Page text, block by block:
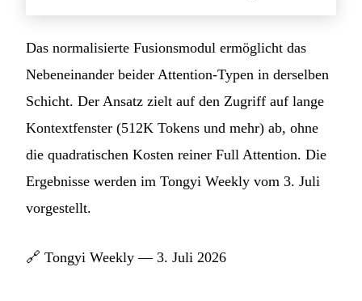
Das normalisierte Fusionsmodul ermöglicht das
Nebeneinander beider Attention-Typen in derselben
Schicht. Der Ansatz zielt auf den Zugriff auf lange
Kontextfenster (512K Tokens und mehr) ab, ohne
die quadratischen Kosten reiner Full Attention. Die
Ergebnisse werden im Tongyi Weekly vom 3. Juli
vorgestellt.
🔗 Tongyi Weekly — 3. Juli 2026